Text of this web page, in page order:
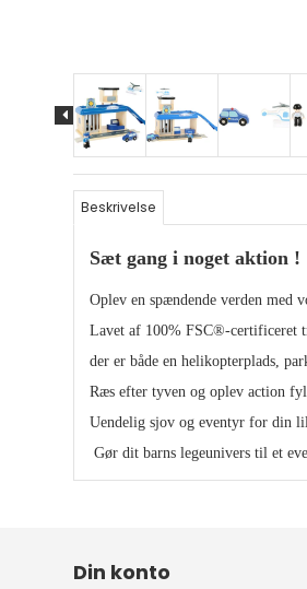
Beskrivelse
Sæt gang i noget aktion !
Oplev en spændende verden med
Lavet af 100% FSC®-certificeret
der er både en helikopterplads,
Ræs efter tyven og oplev action
Uendelig sjov og eventyr for din
Gør dit barns legeunivers til et
Din konto